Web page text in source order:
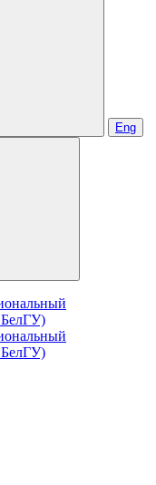
Eng